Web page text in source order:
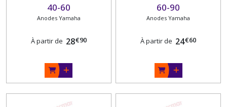
40-60
Anodes Yamaha
À partir de 28€90
60-90
Anodes Yamaha
À partir de 24€60